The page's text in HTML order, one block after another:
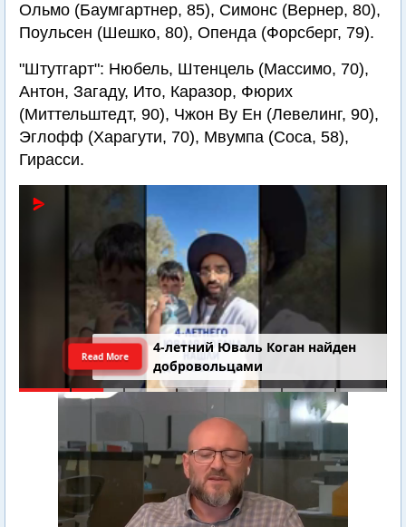
Ольмо (Баумгартнер, 85), Симонс (Вернер, 80),
Поульсен (Шешко, 80), Опенда (Форсберг, 79).
"Штутгарт": Нюбель, Штенцель (Массимо, 70),
Антон, Загаду, Ито, Каразор, Фюрих
(Миттельштедт, 90), Чжон Ву Ен (Левелинг, 90),
Эглофф (Харагути, 70), Мвумпа (Соса, 58),
Гирасси.
4-летний Юваль Коган найден
добровольцами
Read More